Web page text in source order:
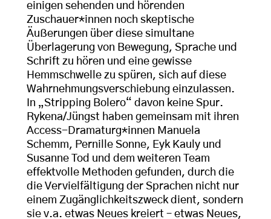
einigen sehenden und hörenden
Zuschauer*innen noch skeptische
Äußerungen über diese simultane
Überlagerung von Bewegung, Sprache und
Schrift zu hören und eine gewisse
Hemmschwelle zu spüren, sich auf diese
Wahrnehmungsverschiebung einzulassen.
In „Stripping Bolero“ davon keine Spur.
Rykena/Jüngst haben gemeinsam mit ihren
Access-Dramaturg*innen Manuela
Schemm, Pernille Sonne, Eyk Kauly und
Susanne Tod und dem weiteren Team
effektvolle Methoden gefunden, durch die
die Vervielfältigung der Sprachen nicht nur
einem Zugänglichkeitszweck dient, sondern
sie v.a. etwas Neues kreiert – etwas Neues,